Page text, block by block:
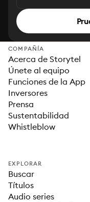
COMPAÑÍA
Acerca de Storytel
Únete al equipo
Funciones de la App
Inversores
Prensa
Sustentabilidad
Whistleblow
EXPLORAR
Buscar
Títulos
Audio series